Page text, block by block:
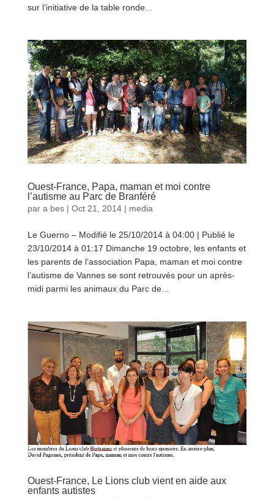
sur l’initiative de la table ronde...
Ouest-France, Papa, maman et moi contre
l’autisme au Parc de Branféré
par a bes| Oct 21, 2014| media
Le Guerno – Modifié le 25/10/2014 à 04:00 | Publié le
23/10/2014 à 01:17 Dimanche 19 octobre, les enfants et
les parents de l’association Papa, maman et moi contre
l’autisme de Vannes se sont retrouvés pour un après-
midi parmi les animaux du Parc de...
Ouest-France, Le Lions club vient en aide aux
enfants autistes